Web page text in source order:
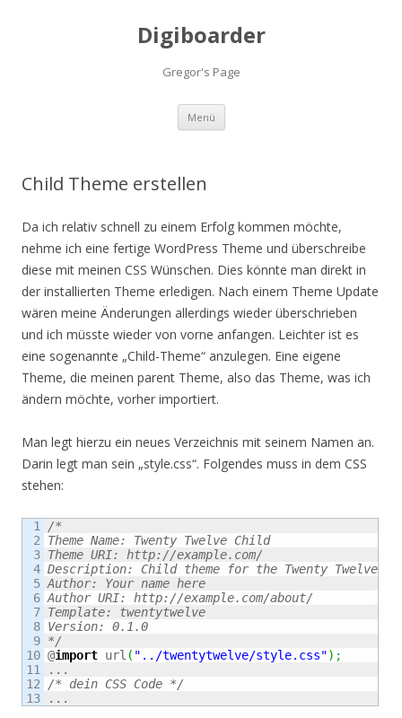
Digiboarder
Gregor's Page
Menü Zum
springen
Child Theme erstellen
Da ich relativ schnell zu einem Erfolg kommen möchte,
nehme ich eine fertige WordPress Theme und überschreibe
diese mit meinen CSS Wünschen. Dies könnte man direkt in
der installierten Theme erledigen. Nach einem Theme Update
wären meine Änderungen allerdings wieder überschrieben
und ich müsste wieder von vorne anfangen. Leichter ist es
eine sogenannte „Child-Theme“ anzulegen. Eine eigene
Theme, die meinen parent Theme, also das Theme, was ich
ändern möchte, vorher importiert.
Man legt hierzu ein neues Verzeichnis mit seinem Namen an.
Darin legt man sein „style.css“. Folgendes muss in dem CSS
stehen:
1
2
3
4
5
6
7
8
9
10
11
12
/*
Theme Name: Twenty Twelve Child
Theme URI: http://example.com/
Description: Child theme for the Twenty Twelve
Author: Your name here
Author URI: http://example.com/about/
Template: twentytwelve
Version: 0.1.0
*/
@import url ( "../twentytwelve/style.css") ;
/* dein CSS Code */
...